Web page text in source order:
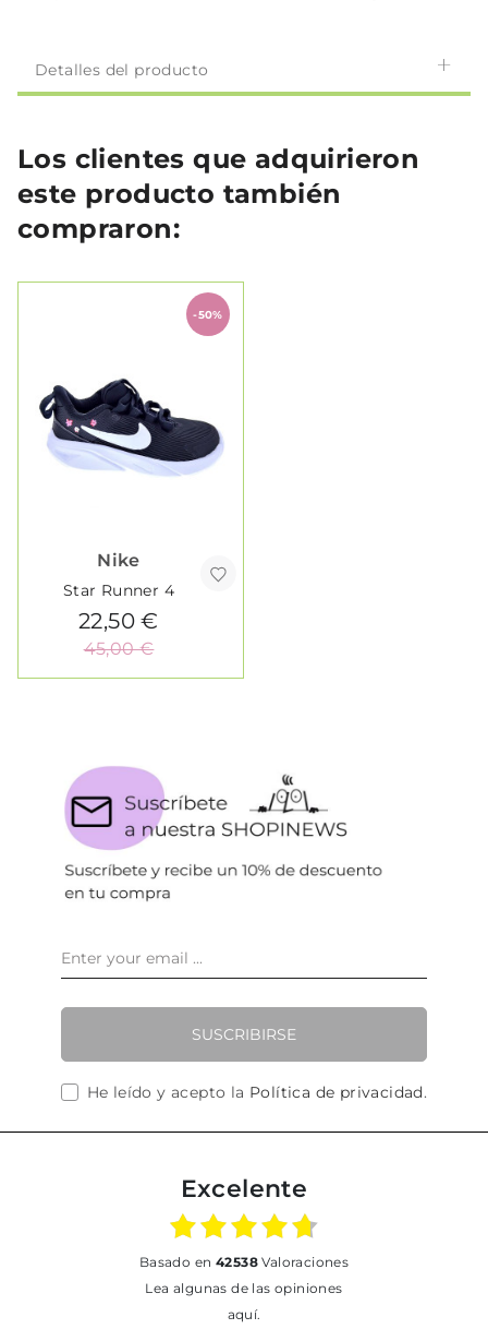
Detalles del producto
Los clientes que adquirieron
este producto también
compraron:
-50%
Nike
Star Runner 4
22,50 €
45,00 €
SUSCRIBIRSE
He leído y acepto la Política de privacidad.
Excelente
basado en 42538Valoraciones
Lea algunas de las opiniones
aquí.